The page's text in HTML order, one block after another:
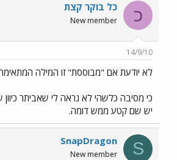
כ כל בוקר קצת
New member
14/9/10
לא יודעת אם "מבוססת" זו המילה
כי מסיבה כלשהי לא נראה לי שאביתר
יש שם קטע ממש דומה.
S
SnapDragon
New member